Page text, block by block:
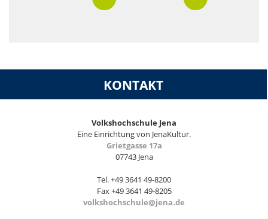
KONTAKT
Volkshochschule Jena
Eine Einrichtung von JenaKultur.
Grietgasse 17a
07743 Jena
Tel. +49 3641 49-8200
Fax +49 3641 49-8205
volkshochschule@jena.de